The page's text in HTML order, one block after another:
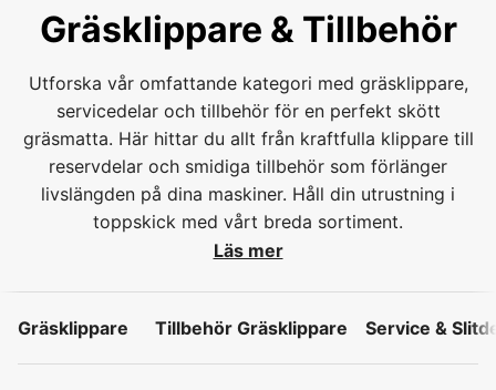
Gräsklippare & Tillbehör
Utforska vår omfattande kategori med gräsklippare,
servicedelar och tillbehör för en perfekt skött
gräsmatta. Här hittar du allt från kraftfulla klippare till
reservdelar och smidiga tillbehör som förlänger
livslängden på dina maskiner. Håll din utrustning i
toppskick med vårt breda sortiment.
Läs mer
Gräsklippare Tillbehör Gräsklippare Service &